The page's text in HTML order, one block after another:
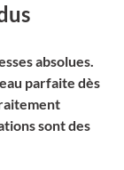
absolues.
parfaite dès
sont des